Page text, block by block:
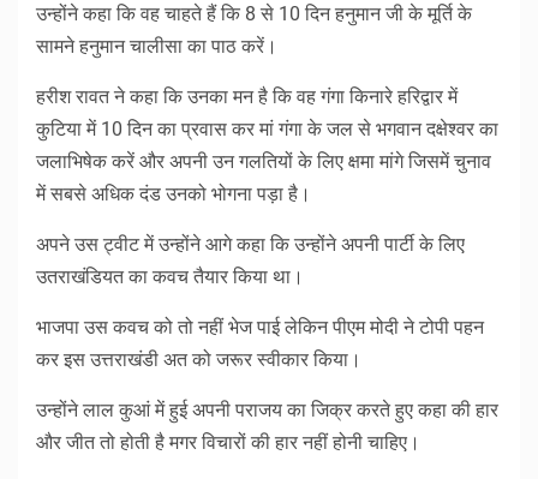
उन्होंने कहा कि वह चाहते हैं कि 8 से 10 दिन हनुमान जी के मूर्ति के
सामने हनुमान चालीसा का पाठ करें।
हरीश रावत ने कहा कि उनका मन है कि वह गंगा किनारे हरिद्वार में
कुटिया में 10 दिन का प्रवास कर मां गंगा के जल से भगवान दक्षेश्वर का
जलाभिषेक करें और अपनी उन गलतियों के लिए क्षमा मांगे जिसमें चुनाव
में सबसे अधिक दंड उनको भोगना पड़ा है।
अपने उस ट्वीट में उन्होंने आगे कहा कि उन्होंने अपनी पार्टी के लिए
उतराखंडियत का कवच तैयार किया था।
भाजपा उस कवच को तो नहीं भेज पाई लेकिन पीएम मोदी ने टोपी पहन
कर इस उत्तराखंडी अत को जरूर स्वीकार किया।
उन्होंने लाल कुआं में हुई अपनी पराजय का जिक्र करते हुए कहा की हार
और जीत तो होती है मगर विचारों की हार नहीं होनी चाहिए।